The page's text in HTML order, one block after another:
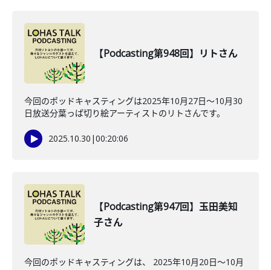
【Podcasting第948回】リトさん
今回のポッドキャスティングは2025年10月27日〜10月30
日放送分葉っぱ切り絵アーティストのリトさんです。
2025.10.30 |00:20:06
【Podcasting第947回】玉田美知
子さん
今回のポッドキャスティングは、 2025年10月20日〜10月